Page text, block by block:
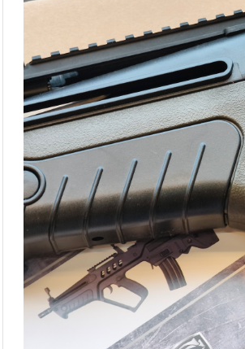
20mm魚骨 USB充電 IP66防水
加入購物車
【翔準AOG】17x17 牛皮靶紙(20
張/100張) 射擊靶紙 加厚 厚版3mm
生存遊戲 專用靶紙 BB彈 射擊靶
IPSC 練習靶紙
NT$300元 NT$ 元
加入購物車
【翔準
瓦斯手
情人節